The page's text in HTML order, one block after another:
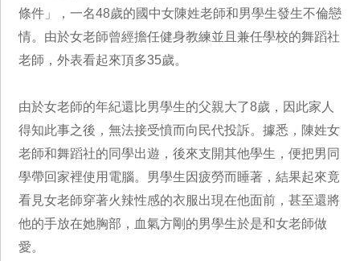
條件」，一名48歲的國中女陳姓老師和男學生發生不倫戀
情。由於女老師曾經擔任健身教練並且兼任學校的舞蹈社
老師，外表看起來頂多35歲。
由於女老師的年紀還比男學生的父親大了8歲，因此家人
得知此事之後，無法接受憤而向民代投訴。據悉，陳姓女
老師和舞蹈社的同學出遊，後來支開其他學生，便把男同
學帶回家裡使用電腦。男學生因疲勞而睡著，結果起來竟
看見女老師穿著火辣性感的衣服出現在他面前，甚至還將
他的手放在她胸部，血氣方剛的男學生於是和女老師做
愛。